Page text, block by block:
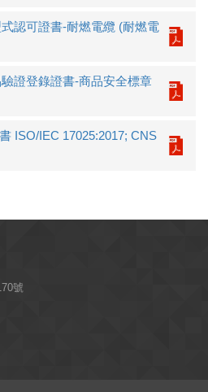
認可證書-耐燃電纜 (耐燃電
證登錄證書-商品安全標章
ISO/IEC 17025:2017; CNS
號